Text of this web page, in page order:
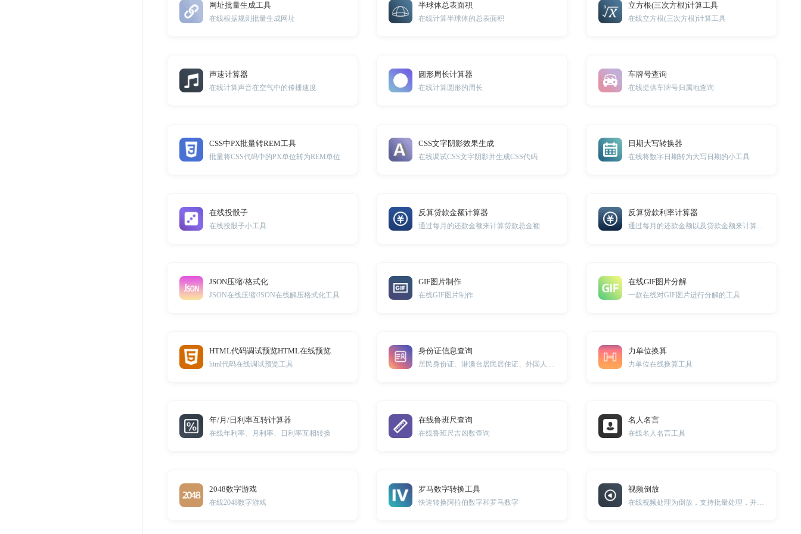
网址批量生成工具
在线根据规则批量生成网址
半球体总表面积
在线计算半球体的总表面积
立方根(三次方根)计算工具
在线立方根(三次方根)计算工具
声速计算器
在线计算声音在空气中的传播速度
圆形周长计算器
在线计算圆形的周长
车牌号查询
在线提供车牌号归属地查询
CSS中PX批量转REM工具
批量将CSS代码中的PX单位转为REM单位
CSS文字阴影效果生成
在线调试CSS文字阴影并生成CSS代码
日期大写转换器
在线将数字日期转为大写日期的小工具
在线投骰子
在线投骰子小工具
反算贷款金额计算器
通过每月的还款金额来计算贷款总金额
反算贷款利率计算器
JSON压缩/格式化
JSON在线压缩/JSON在线解压格式化工具
GIF图片制作
在线GIF图片制作
在线GIF图片分解
一款在线对GIF图片进行分解的工具
HTML代码调试预览HTML在线预览
html代码在线调试预览工具
身份证信息查询 力单位换算
力单位在线换算工具
年/月/日利率互转计算器
在线年利率、月利率、日利率互相转换
在线鲁班尺查询
在线鲁班尺吉凶数查询
名人名言
在线名人名言工具
2048数字游戏
在线2048数字游戏
罗马数字转换工具
快速转换阿拉伯数字和罗马数字
视频倒放
在线视频处理为倒放，支持批量处理，并可下载到本地。